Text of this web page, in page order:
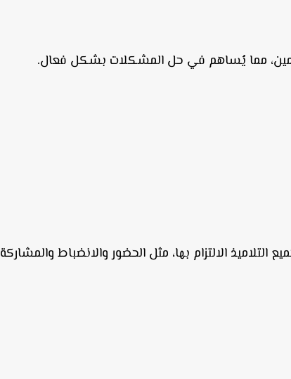
مما يُساهم في حل المشكلات بشكل فعال.
الالتزام بها، مثل الحضور والانضباط والمشاركة